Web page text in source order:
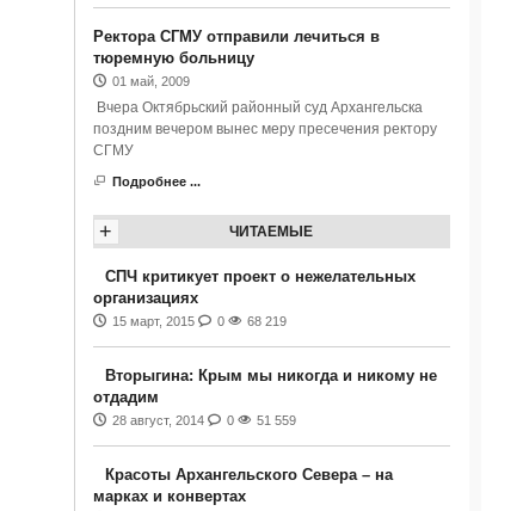
Ректора СГМУ отправили лечиться в
тюремную больницу
01 май, 2009
Вчера Октябрьский районный суд Архангельска
поздним вечером вынес меру пресечения ректору
СГМУ
Подробнее ...
ЧИТАЕМЫЕ
+
СПЧ критикует проект о нежелательных
организациях
15 март, 2015 0 68 219
Вторыгина: Крым мы никогда и никому не
отдадим
28 август, 2014 0 51 559
Красоты Архангельского Севера – на
марках и конвертах